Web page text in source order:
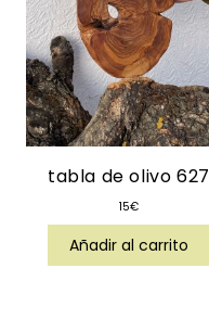
tabla de olivo 627
15€
Añadir al carrito